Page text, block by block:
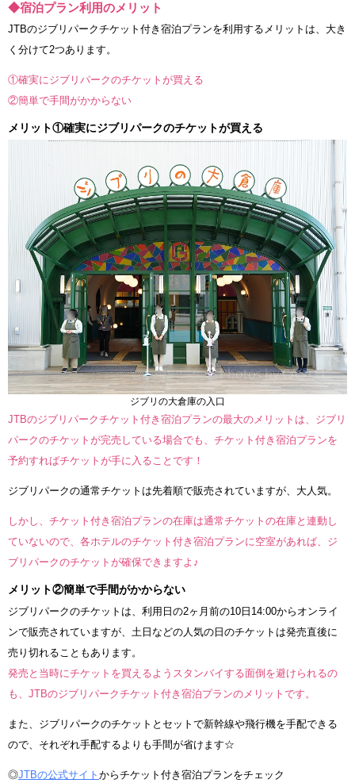
◆宿泊プラン利用のメリット
JTBのジブリパークチケット付き宿泊プランを利用するメリットは、大き
く分けて2つあります。
①確実にジブリパークのチケットが買える
②簡単で手間がかからない
メリット①確実にジブリパークのチケットが買える
ジブリの大倉庫の入口
JTBのジブリパークチケット付き宿泊プランの最大のメリットは、ジブリ
パークのチケットが完売している場合でも、チケット付き宿泊プランを
予約すればチケットが手に入ることです！
ジブリパークの通常チケットは先着順で販売されていますが、大人気。
しかし、チケット付き宿泊プランの在庫は通常チケットの在庫と連動し
ていないので、各ホテルのチケット付き宿泊プランに空室があれば、ジ
ブリパークのチケットが確保できますよ♪
メリット②簡単で手間がかからない
ジブリパークのチケットは、利用日の2ヶ月前の10日14:00からオンライ
ンで販売されていますが、土日などの人気の日のチケットは発売直後に
売り切れることもあります。
発売と当時にチケットを買えるようスタンバイする面倒を避けられるの
も、JTBのジブリパークチケット付き宿泊プランのメリットです。
また、ジブリパークのチケットとセットで新幹線や飛行機を手配できる
ので、それぞれ手配するよりも手間が省けます☆
◎JTBの公式サイト からチケット付き宿泊プランをチェック